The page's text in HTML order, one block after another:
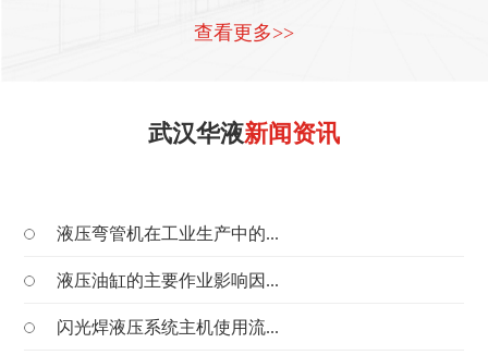
查看更多>>
武汉华液新闻资讯
液压弯管机在工业生产中的...
液压油缸的主要作业影响因...
闪光焊液压系统主机使用流...